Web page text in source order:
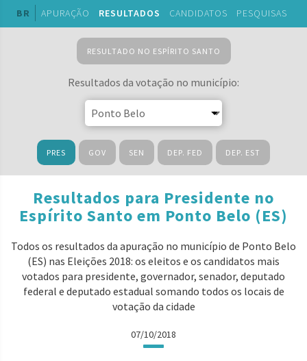
BR APURAÇÃO RESULTADOS CANDIDATOS PESQUISAS
RESULTADO NO ESPÍRITO SANTO
Resultados da votação no município:
PRES GOV SEN DEP. FED DEP. EST
Resultados para Presidente no
Espírito Santo em Ponto Belo (ES)
Todos os resultados da apuração no município de Ponto Belo
(ES) nas Eleições 2018: os eleitos e os candidatos mais
votados para presidente, governador, senador, deputado
federal e deputado estadual somando todos os locais de
votação da cidade
07/10/2018